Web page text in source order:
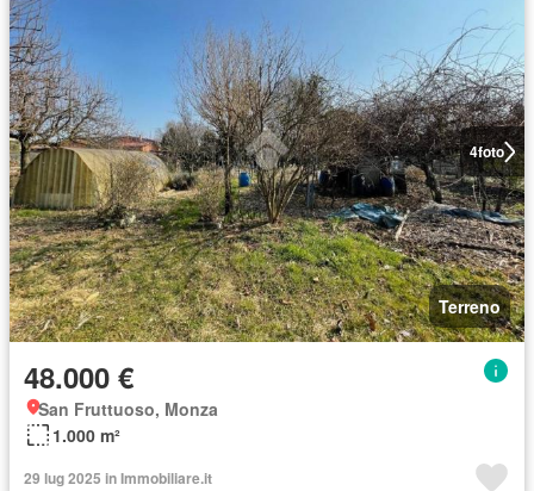
4foto
Terreno
48.000 €
San Fruttuoso, Monza
1.000 m²
29 lug 2025 in Immobiliare.it